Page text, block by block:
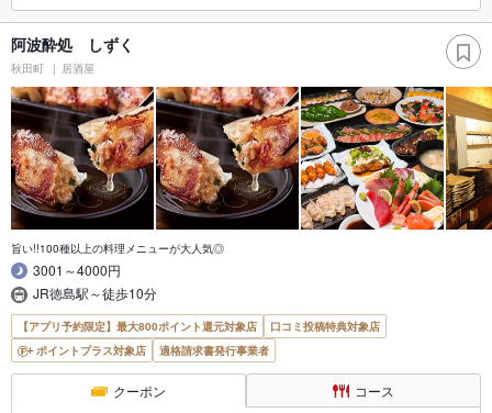
阿波酔処 しずく
秋田町 居酒屋
旨い!!100種以上の料理メニューが大人気◎
3001～4000円
JR徳島駅～徒歩10分
【アプリ予約限定】最大800ポイント還元対象店
口コミ投稿特典対象店
ポイントプラス対象店
適格請求書発行事業者
クーポン コース